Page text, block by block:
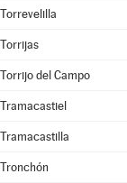
Torrevelilla
Torrijas
Torrijo del Campo
Tramacastiel
Tramacastilla
Tronchón